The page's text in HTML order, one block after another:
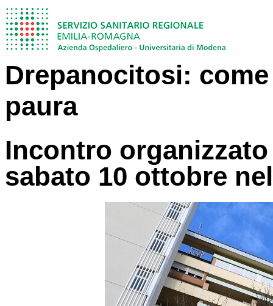
Drepanocitosi:
paura
Incontro organizzato
sabato 10 ottobre